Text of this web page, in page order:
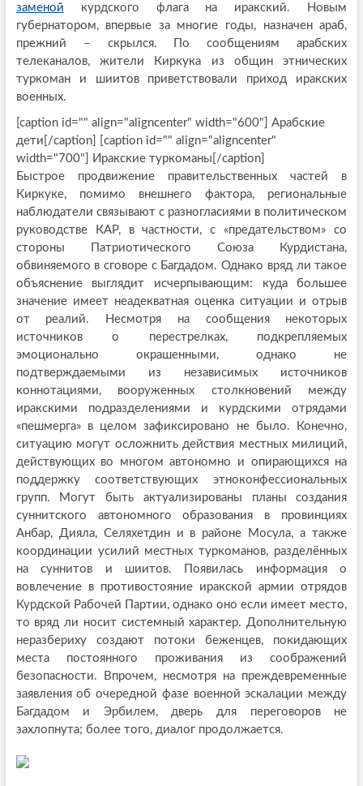
заменой курдского флага на иракский. Новым
губернатором, впервые за многие годы, назначен араб,
прежний – скрылся. По сообщениям арабских
телеканалов, жители Киркука из общин этнических
туркоман и шиитов приветствовали приход иракских
военных.
[caption id="" align="aligncenter" width="600"]
Арабские
дети[/caption] [caption id="" align="aligncenter"
width="700"]
Иракские туркоманы[/caption]
Быстрое продвижение правительственных частей в
Киркуке, помимо внешнего фактора, региональные
наблюдатели связывают с разногласиями в политическом
руководстве КАР, в частности, с «предательством» со
стороны Патриотического Союза Курдистана,
обвиняемого в сговоре с Багдадом. Однако вряд ли такое
объяснение выглядит исчерпывающим: куда большее
значение имеет неадекватная оценка ситуации и отрыв
от реалий. Несмотря на сообщения некоторых
источников о перестрелках, подкрепляемых
эмоционально окрашенными, однако не
подтверждаемыми из независимых источников
коннотациями, вооруженных столкновений между
иракскими подразделениями и курдскими отрядами
«пешмерга» в целом зафиксировано не было. Конечно,
ситуацию могут осложнить действия местных милиций,
действующих во многом автономно и опирающихся на
поддержку соответствующих этноконфессиональных
групп. Могут быть актуализированы планы создания
суннитского автономного образования в провинциях
Анбар, Дияла, Селяхетдин и в районе Мосула, а также
координации усилий местных туркоманов, разделённых
на суннитов и шиитов. Появилась информация о
вовлечение в противостояние иракской армии отрядов
Курдской Рабочей Партии, однако оно если имеет место,
то вряд ли носит системный характер. Дополнительную
неразбериху создают потоки беженцев, покидающих
места постоянного проживания из соображений
безопасности. Впрочем, несмотря на преждевременные
заявления об очередной фазе военной эскалации между
Багдадом и Эрбилем, дверь для переговоров не
захлопнута; более того, диалог продолжается.